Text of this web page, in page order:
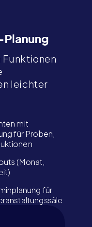
leichter
mit
für Proben,
(Monat,
für